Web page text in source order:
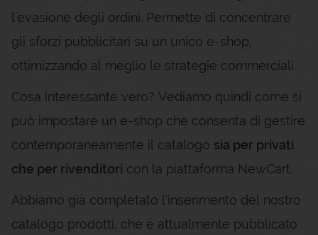
l'evasione degli ordini. Permette di concentrare
gli sforzi pubblicitari su un unico e-shop,
ottimizzando al meglio le strategie commerciali.
Cosa interessante vero? Vediamo quindi come si
può impostare un e-shop che consenta di gestire
contemporaneamente il catalogo sia per privati
che per rivenditori con la piattaforma NewCart.
Abbiamo già completato l'inserimento del nostro
catalogo prodotti, che è attualmente pubblicato